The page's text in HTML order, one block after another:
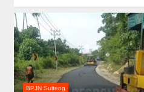
BPJN Sulteng